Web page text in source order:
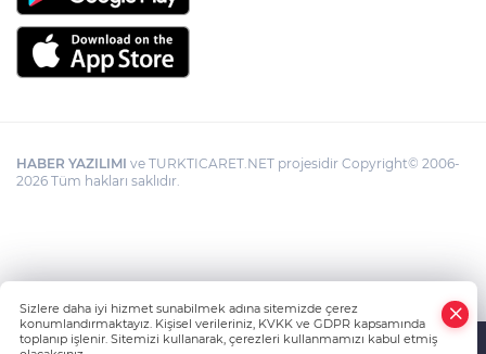
HABER YAZILIMI ve TURKTICARET.NET projesidir Copyright© 2006-
2026 Tüm hakları saklıdır.
Sizlere daha iyi hizmet sunabilmek adına sitemizde çerez
konumlandırmaktayız. Kişisel verileriniz, KVKK ve GDPR kapsamında
toplanıp işlenir. Sitemizi kullanarak, çerezleri kullanmamızı kabul etmiş